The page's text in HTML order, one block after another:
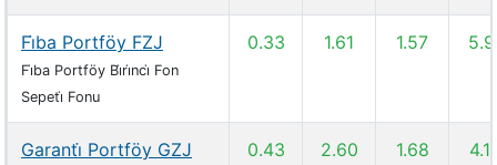
Fi̇ba Portföy FZJ
Fi̇ba Portföy Bi̇ri̇nci̇ Fon
Sepeti̇ Fonu
0.33 1.61 1.57
Garanti̇ Portföy GZJ 0.43 2.60 1.68